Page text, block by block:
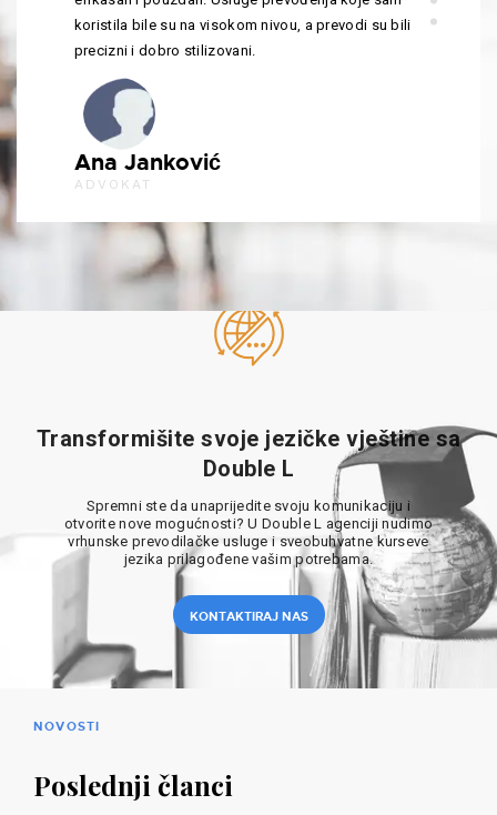
koristila bile su na visokom nivou, a prevodi su bili
precizni i dobro stilizovani.
Ana Janković
ADVOKAT
Transformišite svoje jezičke vještine sa
Double L
Spremni ste da unaprijedite svoju komunikaciju i
otvorite nove mogućnosti? U Double L agenciji nudimo
vrhunske prevodilačke usluge i sveobuhvatne kurseve
jezika prilagođene vašim potrebama.
KONTAKTIRAJ NAS
NOVOSTI
Poslednji članci